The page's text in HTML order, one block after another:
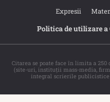
Expresii
Politica de utilizare a
Citarea se poate face în limita a
(site-uri, instituţii mass-media,
integral scrierile publicistice